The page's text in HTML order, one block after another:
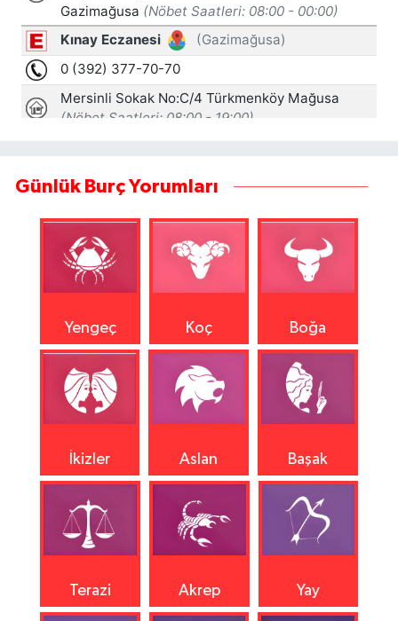
Günlük Burç Yorumları
Yengeç Koç Boğa
İkizler Aslan Başak
Terazi Akrep Yay